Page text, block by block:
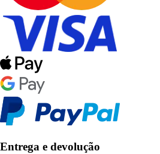
Entrega e devolução